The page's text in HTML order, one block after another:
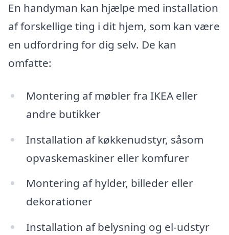
En handyman kan hjælpe med installation
af forskellige ting i dit hjem, som kan være
en udfordring for dig selv. De kan
omfatte:
Montering af møbler fra IKEA eller
andre butikker
Installation af køkkenudstyr, såsom
opvaskemaskiner eller komfurer
Montering af hylder, billeder eller
dekorationer
Installation af belysning og el-udstyr